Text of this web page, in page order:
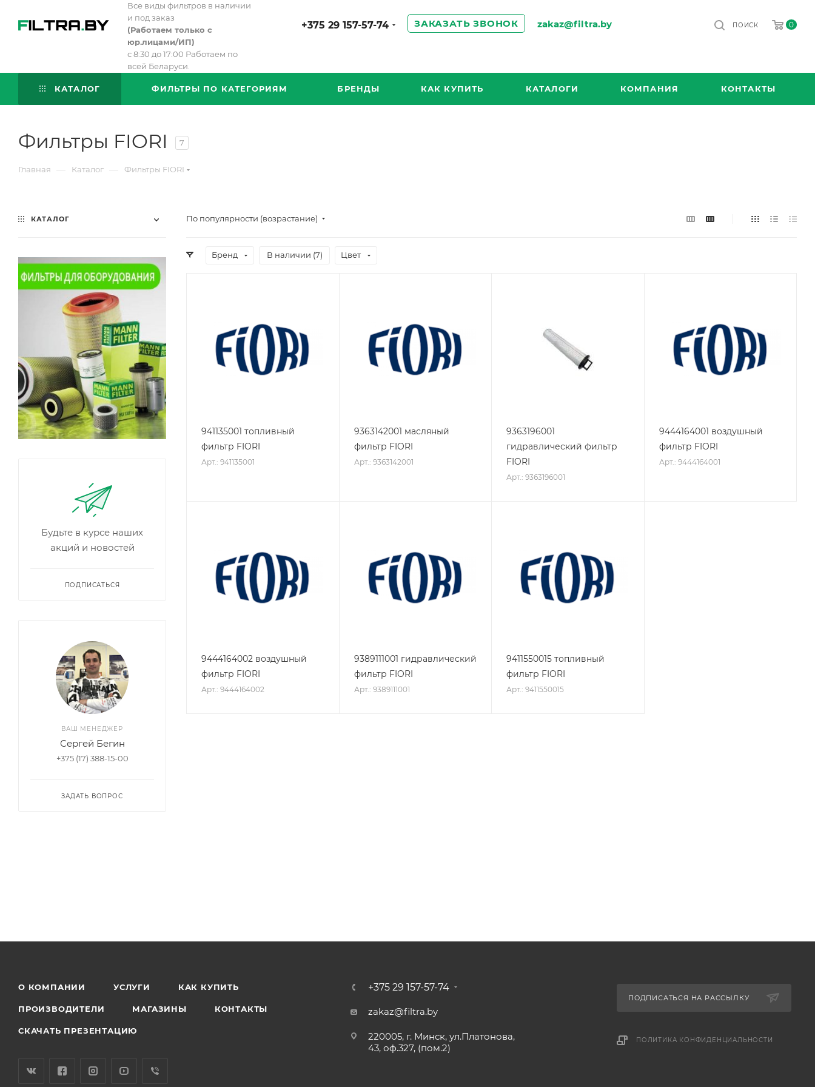
Все виды фильтров в наличии
и под заказ
(Работаем только с
юр.лицами/ИП)
с 8:30 до 17:00 Работаем по
всей Беларуси.
+375 29 157-57-74 ЗАКАЗАТЬ ЗВОНОК zakaz@filtra.by 0
ПОИСК
КАТАЛОГ ФИЛЬТРЫ ПО КАТЕГОРИЯМ БРЕНДЫ КАК КУПИТЬ КАТАЛОГИ КОМПАНИЯ КОНТАКТЫ
Фильтры FIORI 7
Главная — Каталог — Фильтры FIORI
По популярности (возрастание)
Бренд В наличии (7) Цвет
941135001 топливный
фильтр FIORI
Арт.: 941135001
9363142001 масляный
фильтр FIORI
Арт.: 9363142001
9363196001
гидравлический фильтр
FIORI
Арт.: 9363196001
9444164001 воздушный
фильтр FIORI
Арт.: 9444164001
9444164002 воздушный
фильтр FIORI
Арт.: 9444164002
9389111001 гидравлический
фильтр FIORI
Арт.: 9389111001
9411550015 топливный
фильтр FIORI
Арт.: 9411550015
КАТАЛОГ
Будьте в курсе наших
акций и новостей
ПОДПИСАТЬСЯ
ВАШ МЕНЕДЖЕР
Сергей Бегин
+375 (17) 388-15-00
ЗАДАТЬ ВОПРОС
О КОМПАНИИ УСЛУГИ КАК КУПИТЬ
ПРОИЗВОДИТЕЛИ МАГАЗИНЫ КОНТАКТЫ
СКАЧАТЬ ПРЕЗЕНТАЦИЮ
+375 29 157-57-74
zakaz@filtra.by
220005, г. Минск, ул.Платонова,
43, оф.327, (пом.2)
ПОДПИСАТЬСЯ НА РАССЫЛКУ
ПОЛИТИКА КОНФИДЕНЦИАЛЬНОСТИ